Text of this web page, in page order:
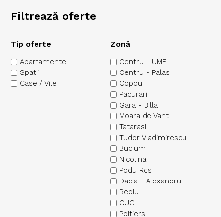
Filtrează oferte
Tip oferte
Apartamente
Spatii
Case / Vile
Zonă
Centru - UMF
Centru - Palas
Copou
Pacurari
Gara - Billa
Moara de Vant
Tatarasi
Tudor Vladimirescu
Bucium
Nicolina
Podu Ros
Dacia - Alexandru
Rediu
CUG
Poitiers